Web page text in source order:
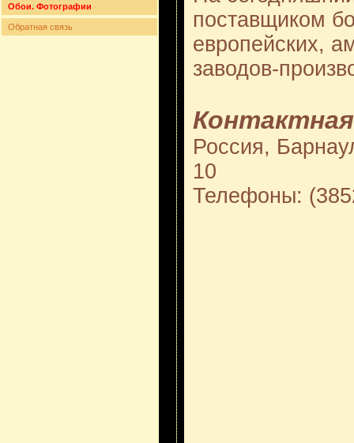
Обои. Фотографии
Обратная связь
поставщиком
европейских,
заводов-
Россия,
10
Телефоны: